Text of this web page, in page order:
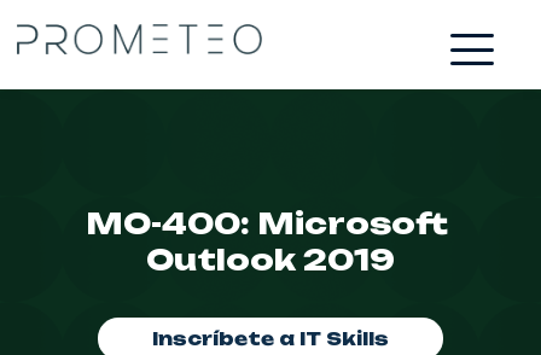
MO-400: Microsoft
Outlook 2019
Inscríbete a IT Skills